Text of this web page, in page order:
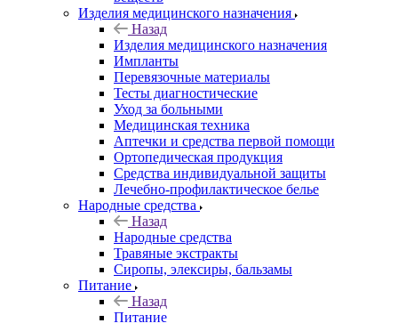
Изделия медицинского назначения
Назад
Изделия медицинского назначения
Импланты
Перевязочные материалы
Тесты диагностические
Уход за больными
Медицинская техника
Аптечки и средства первой помощи
Ортопедическая продукция
Средства индивидуальной защиты
Лечебно-профилактическое белье
Народные средства
Назад
Народные средства
Травяные экстракты
Сиропы, элексиры, бальзамы
Питание
Назад
Питание